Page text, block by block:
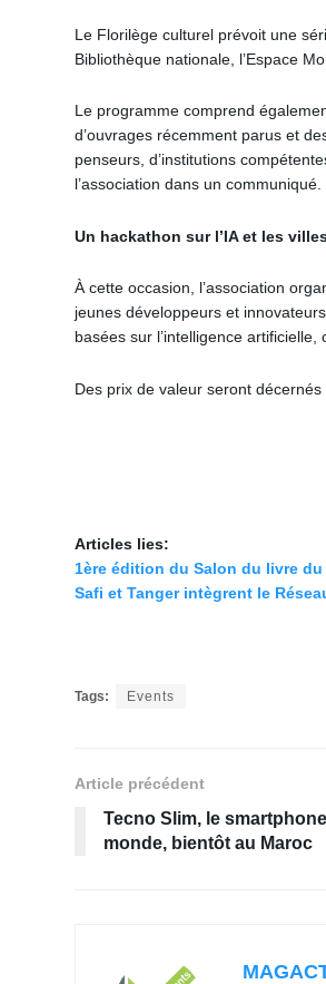
Le Florilège culturel prévoit une
Bibliothèque nationale, l’Espace
Le programme comprend
d’ouvrages récemment parus et
penseurs, d’institutions
l’association dans un communiqué.
Un hackathon sur l’IA et les
À cette occasion, l’association
jeunes développeurs et
basées sur l’intelligence
Des prix de valeur seront
Articles lies:
1ère édition du Salon du livre du
Safi et Tanger intègrent le
Tags: Events
Article précédent
Tecno Slim, le
monde, bientôt au Maroc